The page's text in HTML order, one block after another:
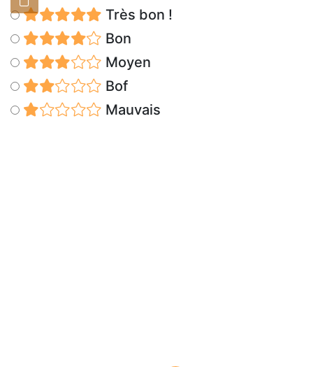
Très bon !
Bon
Moyen
Bof
Mauvais